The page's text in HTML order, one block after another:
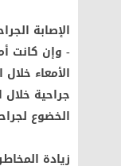
الإصابة
- وإن كانت
الأمعاء
جراحية خلال
الخضوع
زيادة